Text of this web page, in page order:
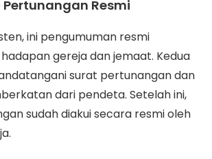
Resmi
ini pengumuman resmi
gereja dan jemaat. Kedua
surat pertunangan dan
dari pendeta. Setelah ini,
sudah diakui secara resmi oleh